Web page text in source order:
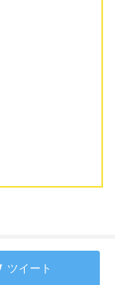
ツイート